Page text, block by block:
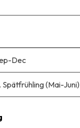
Dec
Spätfrühling (Mai-Juni)